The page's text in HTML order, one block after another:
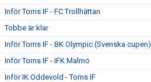
Inför Torns IF - FC Trollhättan
Tobbe är klar
Inför Torns IF - BK Olympic (Svenska cupen)
Inför Torns IF - IFK Malmö
Inför IK Oddevold - Torns IF